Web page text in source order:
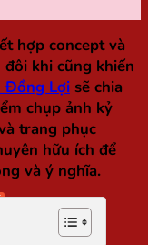
hợp concept và
khi cũng khiến
Đồng Lợi sẽ chia
chụp ảnh kỷ
trang phục
hữu ích để
và ý nghĩa.